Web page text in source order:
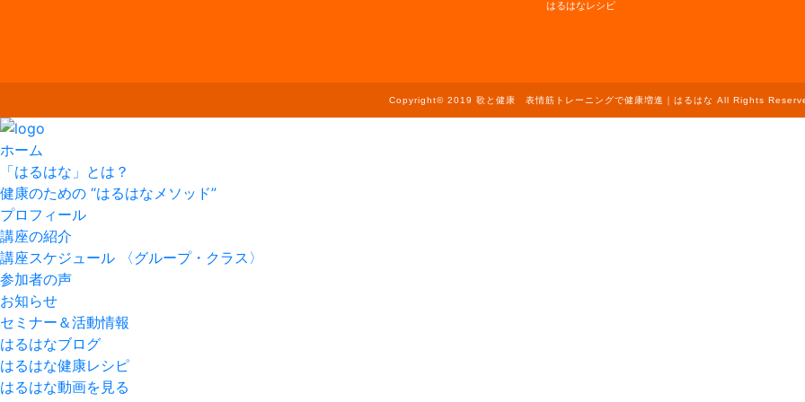
はるはなレシピ
Copyright© 2019 歌と健康 表情筋トレーニングで健康増進｜はるはな All Rights
ホーム
「はるはな」とは？
健康のための “はるはなメソッド”
プロフィール
講座の紹介
講座スケジュール 〈グループ・クラス〉
参加者の声
お知らせ
セミナー＆活動情報
はるはなブログ
はるはな健康レシピ
はるはな動画を見る